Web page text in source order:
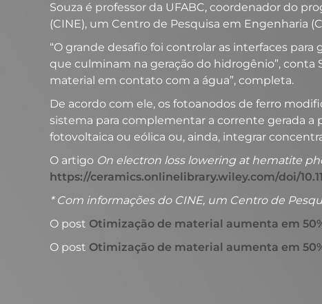
Souza é professor da UFABC, coordenador do
(CINE), um Centro de Pesquisa em Engenharia
“O grande desafio foi controlar as interfaces
que culminam na geração do hidrogênio”, conta
material em contato com a água”, completa.
De acordo com ele, os fotoanodos de ferro
sistema para complementar a corrente gerada a
fotovoltaica ou eólica ou, ainda, integrar
O artigo On electron loss lowering at hematite
https://ceramics.onlinelibrary.wiley.com/doi/
* Com informações do CINE, um Centro de
O post Otimização de material aumenta em
O post Otimização de material aumenta em